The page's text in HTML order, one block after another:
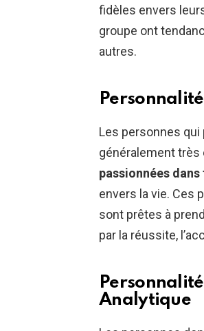
fidèles envers
groupe ont
autres.
Les personnes
généralement
passionnées
envers la vie. Ces
sont prêtes à
par la réussite,
Analytique